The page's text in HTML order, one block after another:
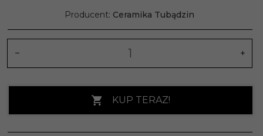
Producent: Ceramika Tubądzin
KUP TERAZ!